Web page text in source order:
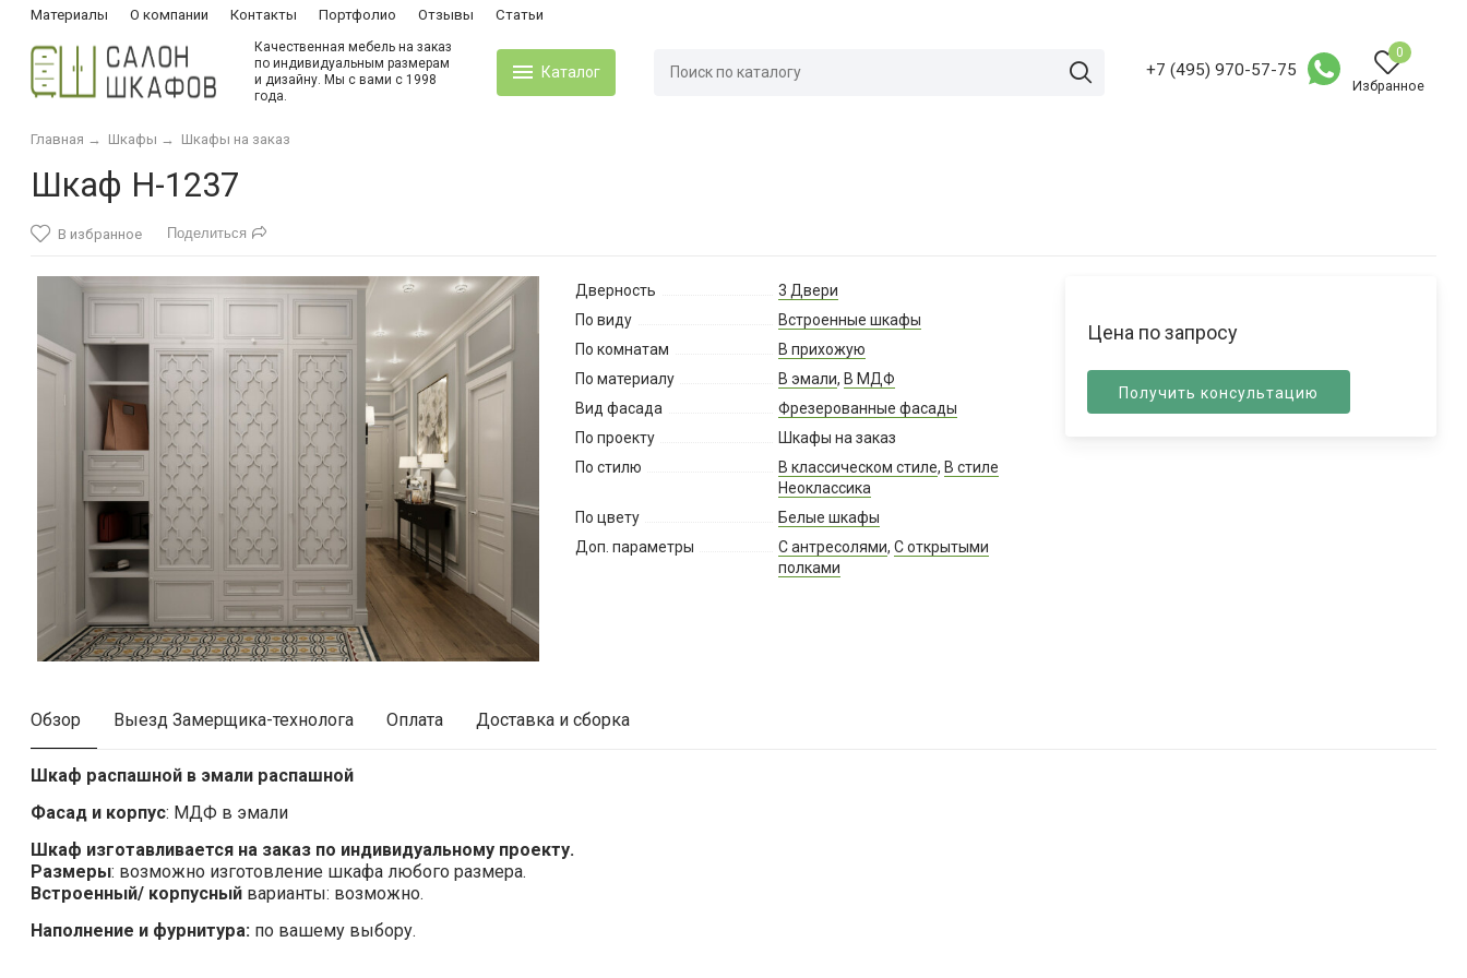
Материалы О компании Контакты Портфолио Отзывы Статьи
Качественная мебель на заказ
по индивидуальным размерам
и дизайну. Мы с вами с 1998
года.
Каталог +7 (495) 970-57-75
0
Избранное
Главная → Шкафы → Шкафы на заказ
Шкаф Н-1237
В избранное Поделиться
Дверность
3 Двери
По виду
Встроенные шкафы
По комнатам
В прихожую
По материалу
В эмали, В МДФ
Вид фасада
Фрезерованные фасады
По проекту
Шкафы на заказ
По стилю
В классическом стиле, В стиле
Неоклассика
По цвету
Белые шкафы
Доп. параметры
С антресолями,С открытыми
полками
Цена по запросу
Получить консультацию
Обзор Выезд Замерщика-технолога Оплата Доставка и сборка
Шкаф распашной в эмали распашной
Фасад и корпус: МДФ в эмали
Шкаф изготавливается на заказ по индивидуальному проекту.
Размеры: возможно изготовление шкафа любого размера.
Встроенный/ корпусный варианты: возможно.
Наполнение и фурнитура: по вашему выбору.